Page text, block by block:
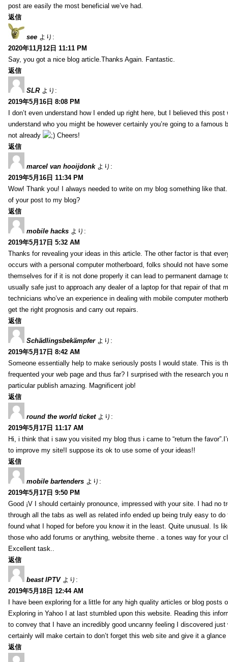
post are easily the most beneficial we’ve had.
返信
see より:
2020年11月12日 11:11 PM
Say, you got a nice blog article.Thanks Again. Fantastic.
返信
SLR より:
2019年5月16日 8:08 PM
I don’t even understand how I ended up right here, but I believed this post
understand who you might be however certainly you’re going to a famous
not already
Cheers!
返信
marcel van hooijdonk より:
2019年5月16日 11:34 PM
Wow! Thank you! I always needed to write on my blog something like
of your post to my blog?
返信
mobile hacks より:
2019年5月17日 5:32 AM
Thanks for revealing your ideas in this article. The other factor is that
occurs with a personal computer motherboard, folks should not have
themselves for if it is not done properly it can lead to permanent damage
usually safe just to approach any dealer of a laptop for that repair of that
technicians who’ve an experience in dealing with mobile computer
get the right prognosis and carry out repairs.
返信
Schädlingsbekämpfer より:
2019年5月17日 8:42 AM
Someone essentially help to make seriously posts I would state. This is
frequented your web page and thus far? I surprised with the research you
particular publish amazing. Magnificent job!
返信
round the world ticket より:
2019年5月17日 11:17 AM
Hi, i think that i saw you visited my blog thus i came to “return the
to improve my site!I suppose its ok to use some of your ideas!!
返信
mobile bartenders より:
2019年5月17日 9:50 PM
Good ¡V I should certainly pronounce, impressed with your site. I had no
through all the tabs as well as related info ended up being truly easy to
found what I hoped for before you know it in the least. Quite unusual. Is
those who add forums or anything, website theme . a tones way for your
Excellent task..
返信
beast IPTV より:
2019年5月18日 12:44 AM
I have been exploring for a little for any high quality articles or blog posts
Exploring in Yahoo I at last stumbled upon this website. Reading this
to convey that I have an incredibly good uncanny feeling I discovered
certainly will make certain to don’t forget this web site and give it a
返信